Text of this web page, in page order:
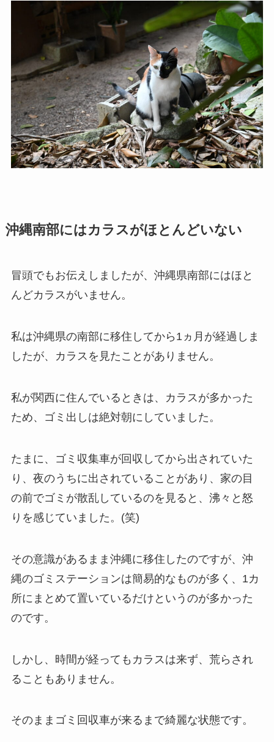
沖縄南部にはカラスがほとんどいない
冒頭でもお伝えしましたが、沖縄県南部にはほと
んどカラスがいません。
私は沖縄県の南部に移住してから1ヵ月が経過しま
したが、カラスを見たことがありません。
私が関西に住んでいるときは、カラスが多かった
ため、ゴミ出しは絶対朝にしていました。
たまに、ゴミ収集車が回収してから出されていた
り、夜のうちに出されていることがあり、家の目
の前でゴミが散乱しているのを見ると、沸々と怒
りを感じていました。(笑)
その意識があるまま沖縄に移住したのですが、沖
縄のゴミステーションは簡易的なものが多く、1カ
所にまとめて置いているだけというのが多かった
のです。
しかし、時間が経ってもカラスは来ず、荒らされ
ることもありません。
そのままゴミ回収車が来るまで綺麗な状態です。